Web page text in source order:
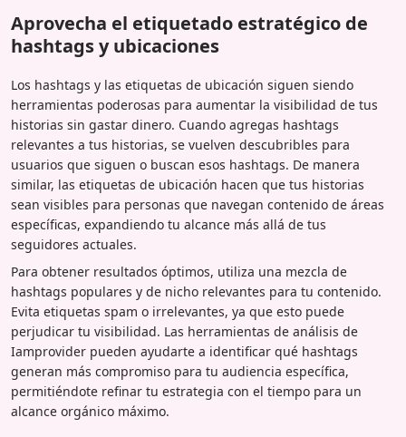
Aprovecha el etiquetado estratégico de
hashtags y ubicaciones
Los hashtags y las etiquetas de ubicación siguen siendo
herramientas poderosas para aumentar la visibilidad de tus
historias sin gastar dinero. Cuando agregas hashtags
relevantes a tus historias, se vuelven descubribles para
usuarios que siguen o buscan esos hashtags. De manera
similar, las etiquetas de ubicación hacen que tus historias
sean visibles para personas que navegan contenido de áreas
específicas, expandiendo tu alcance más allá de tus
seguidores actuales.
Para obtener resultados óptimos, utiliza una mezcla de
hashtags populares y de nicho relevantes para tu contenido.
Evita etiquetas spam o irrelevantes, ya que esto puede
perjudicar tu visibilidad. Las herramientas de análisis de
Iamprovider pueden ayudarte a identificar qué hashtags
generan más compromiso para tu audiencia específica,
permitiéndote refinar tu estrategia con el tiempo para un
alcance orgánico máximo.